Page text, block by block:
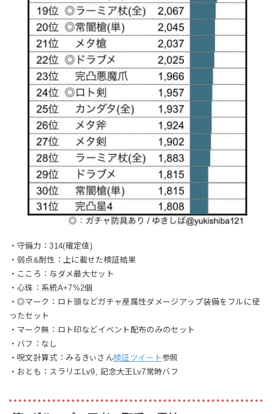
・守備力：314(確定値)
・弱点&耐性：上に載せた検証結果
・こころ：与ダメ最大セット
・心珠：系統A+7%2個
・◎マーク：ロト頭などガチャ産属性ダメージアップ装備をフルに使
ったセット
・マーク無：ロト印などイベント配布のみのセット
・バフ：なし
・呪文計算式：みるきぃさん検証ツイート参照
・おとも：スラリエLv9, 記念大王Lv7常時バフ